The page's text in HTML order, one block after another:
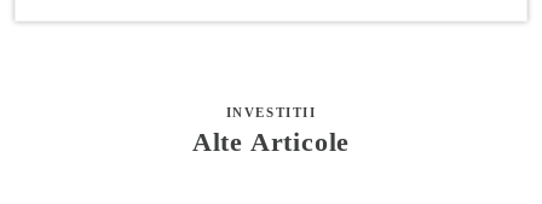
INVESTITII
Alte Articole